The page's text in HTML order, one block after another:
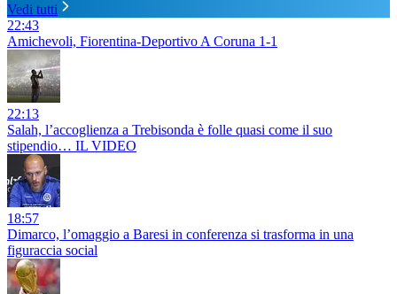
Vedi tutti
22:43
Amichevoli, Fiorentina-Deportivo A Coruna 1-1
22:13
Salah, l’accoglienza a Trebisonda è folle quasi come il suo
stipendio… IL VIDEO
18:57
Dimarco, l’omaggio a Baresi in conferenza si trasforma in una
figuraccia social